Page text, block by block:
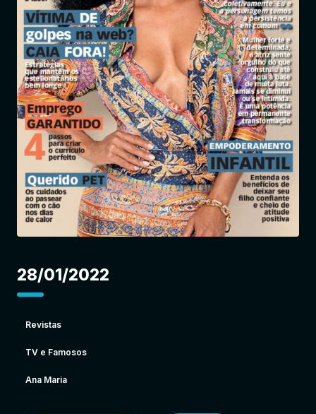
Notícias
Entrar
28/01/2022
Revistas
TV e Famosos
Ana Maria